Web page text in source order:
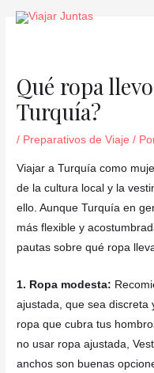
Qué ropa
Turquía?
/ Preparativos de Viaje /
Viajar a Turquía como
de la cultura local y la
ello. AunqueTurquíaen
más flexibley
pautas sobre qué ropa
1. Ropa modesta:
ajustada, que sea discreta
ropa que cubra tus
no usar ropa ajustada,
anchos son buenas
Navegación